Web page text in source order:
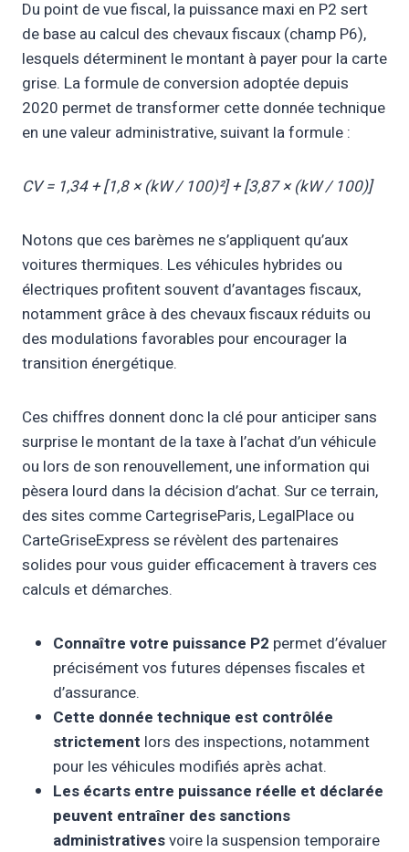
Du point de vue fiscal, la puissance maxi en P2 sert
de base au calcul des chevaux fiscaux (champ P6),
lesquels déterminent le montant à payer pour la carte
grise. La formule de conversion adoptée depuis
2020 permet de transformer cette donnée technique
en une valeur administrative, suivant la formule :
CV = 1,34 + [1,8 × (kW / 100)²] + [3,87 × (kW / 100)]
Notons que ces barèmes ne s’appliquent qu’aux
voitures thermiques. Les véhicules hybrides ou
électriques profitent souvent d’avantages fiscaux,
notamment grâce à des chevaux fiscaux réduits ou
des modulations favorables pour encourager la
transition énergétique.
Ces chiffres donnent donc la clé pour anticiper sans
surprise le montant de la taxe à l’achat d’un véhicule
ou lors de son renouvellement, une information qui
pèsera lourd dans la décision d’achat. Sur ce terrain,
des sites comme CartegriseParis, LegalPlace ou
CarteGriseExpress se révèlent des partenaires
solides pour vous guider efficacement à travers ces
calculs et démarches.
Connaître votre puissance P2 permet d’évaluer
précisément vos futures dépenses fiscales et
d’assurance.
Cette donnée technique est contrôlée
strictement lors des inspections, notamment
pour les véhicules modifiés après achat.
Les écarts entre puissance réelle et déclarée
peuvent entraîner des sanctions
administrativesvoire la suspension temporaire